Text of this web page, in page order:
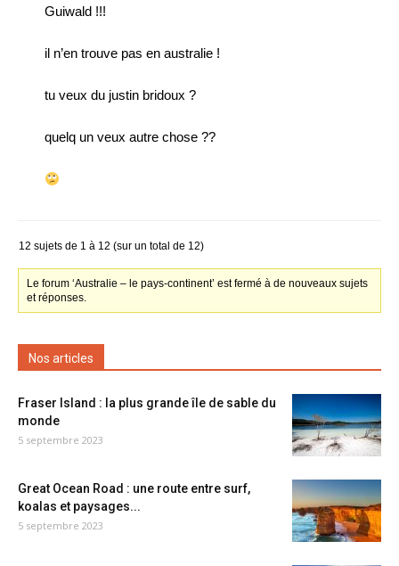
Guiwald !!!
il n’en trouve pas en australie !
tu veux du justin bridoux ?
quelq un veux autre chose ??
12 sujets de 1 à 12 (sur un total de 12)
Le forum ‘Australie – le pays-continent’ est fermé à de nouveaux sujets
et réponses.
Nos articles
Fraser Island : la plus grande île de sable du
monde
5 septembre 2023
Great Ocean Road : une route entre surf,
koalas et paysages...
5 septembre 2023